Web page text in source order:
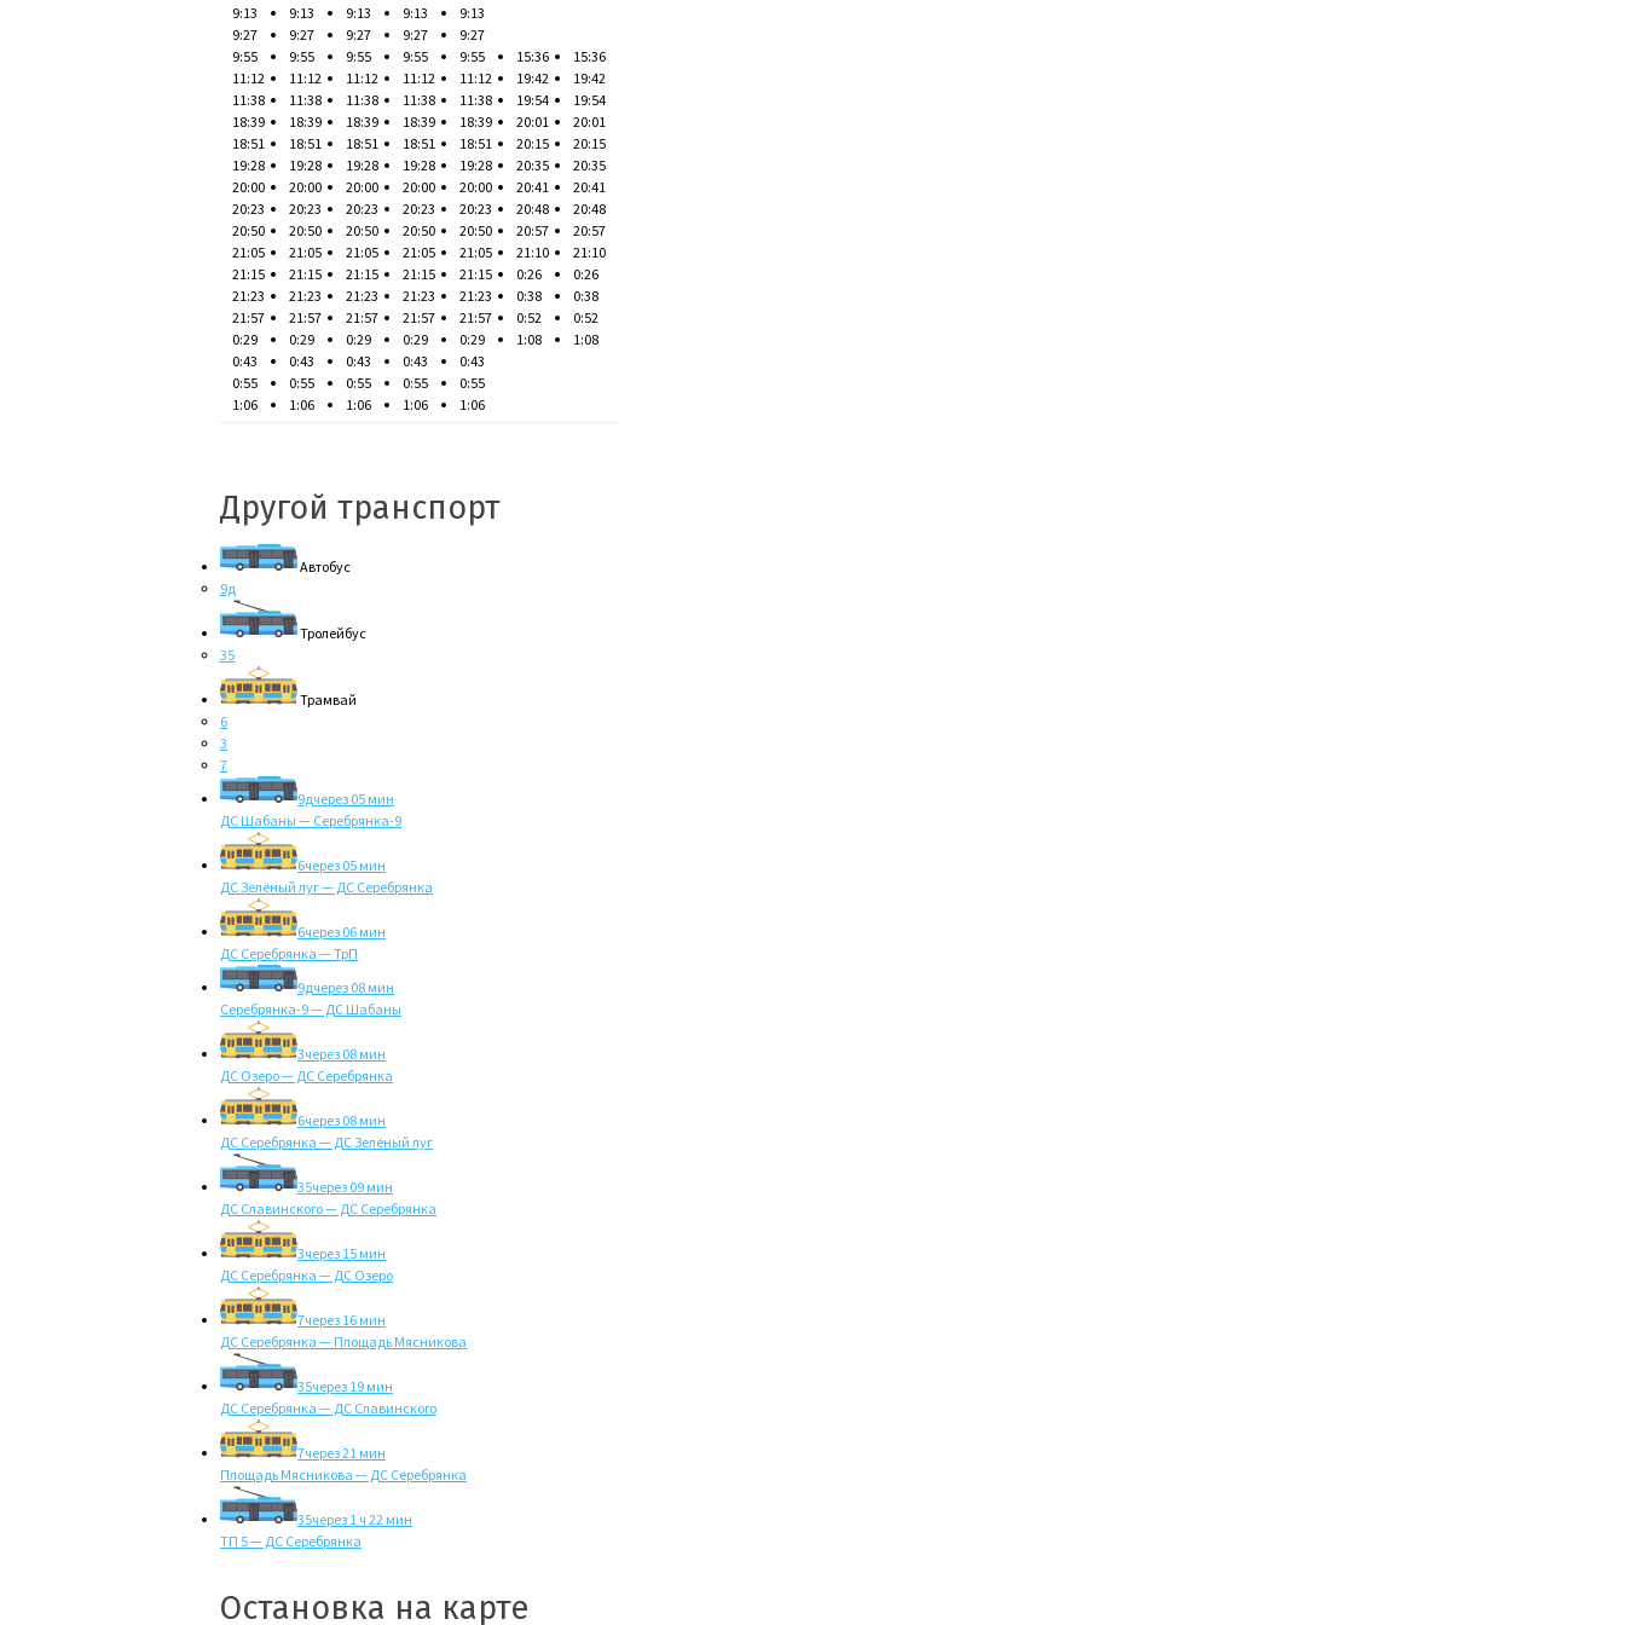
9:13
9:27
9:55
11:12
11:38
18:39
18:51
19:28
20:00
20:23
20:50
21:05
21:15
21:23
21:57
0:29
0:43
0:55
1:06
9:13
9:27
9:55
11:12
11:38
18:39
18:51
19:28
20:00
20:23
20:50
21:05
21:15
21:23
21:57
0:29
0:43
0:55
1:06
9:13
9:27
9:55
11:12
11:38
18:39
18:51
19:28
20:00
20:23
20:50
21:05
21:15
21:23
21:57
0:29
0:43
0:55
1:06
9:13
9:27
9:55
11:12
11:38
18:39
18:51
19:28
20:00
20:23
20:50
21:05
21:15
21:23
21:57
0:29
0:43
0:55
1:06
9:13
9:27
9:55
11:12
11:38
18:39
18:51
19:28
20:00
20:23
20:50
21:05
21:15
21:23
21:57
0:29
0:43
0:55
1:06
15:36
19:42
19:54
20:01
20:15
20:35
20:41
20:48
20:57
21:10
0:26
0:38
0:52
1:08
15:36
19:42
19:54
20:01
20:15
20:35
20:41
20:48
20:57
21:10
0:26
0:38
0:52
1:08
Другой транспорт
Автобус
9д
Тролейбус
35
Трамвай
6
3
7
9дчерез 05 мин
ДС Шабаны — Серебрянка-9
6через 05 мин
ДС Зелёный луг — ДС Серебрянка
6через 06 мин
ДС Серебрянка — ТрП
9дчерез 08 мин
Серебрянка-9 — ДС Шабаны
3через 08 мин
ДС Озеро — ДС Серебрянка
6через 08 мин
ДС Серебрянка — ДС Зелёный луг
35через 09 мин
ДС Славинского — ДС Серебрянка
3через 15 мин
ДС Серебрянка — ДС Озеро
7через 16 мин
ДС Серебрянка — Площадь Мясникова
35через 19 мин
ДС Серебрянка — ДС Славинского
7через 21 мин
Площадь Мясникова — ДС Серебрянка
35через 1 ч 22 мин
ТП 5 — ДС Серебрянка
Остановка на карте